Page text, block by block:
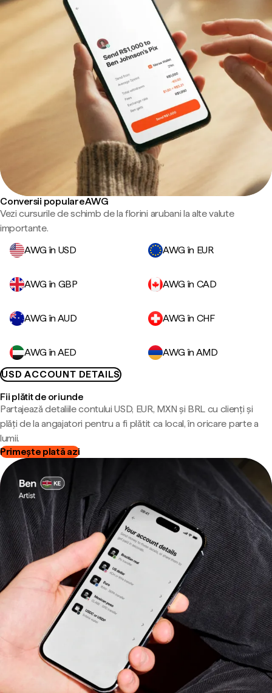
Conversii populare AWG
Vezi cursurile de schimb de la florini arubani la alte valute
importante.
AWG în USD
AWG în EUR
AWG în GBP AWG în CAD
AWG în AUD AWG în CHF
AWG în AED
AWG în AMD
USD ACCOUNT DETAILS
Fii plătit de oriunde
Partajează detaliile contului USD, EUR, MXN și BRL cu clienți și
plăți de la angajatori pentru a fi plătit ca local, în oricare parte a
lumii.
Primește plată azi